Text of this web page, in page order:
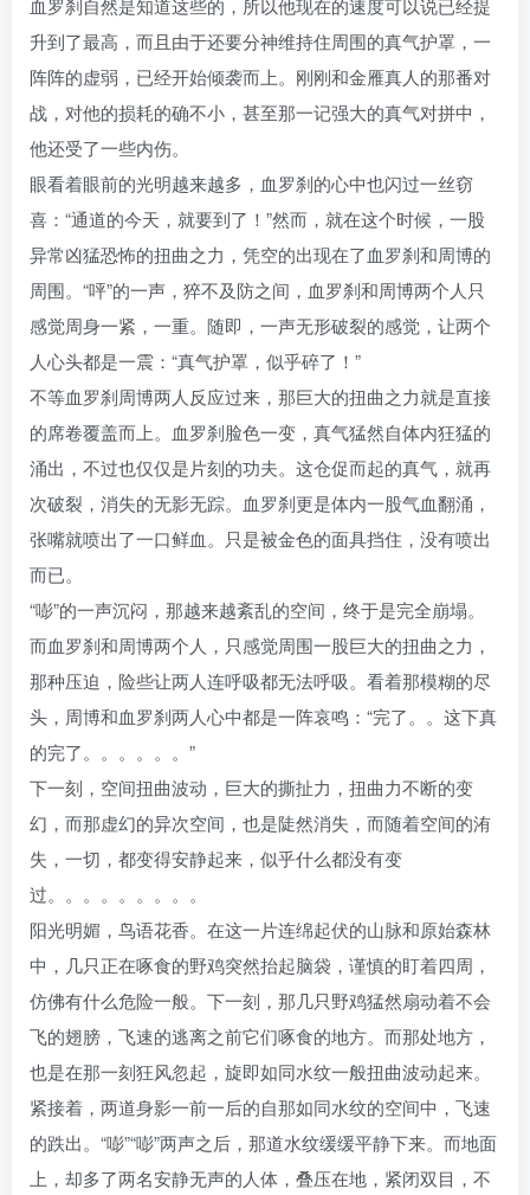
血罗刹自然是知道这些的，所以他现在的速度可以说已经提
升到了最高，而且由于还要分神维持住周围的真气护罩，一
阵阵的虚弱，已经开始倾袭而上。刚刚和金雁真人的那番对
战，对他的损耗的确不小，甚至那一记强大的真气对拼中，
他还受了一些内伤。
眼看着眼前的光明越来越多，血罗刹的心中也闪过一丝窃
喜：“通道的今天，就要到了！”然而，就在这个时候，一股
异常凶猛恐怖的扭曲之力，凭空的出现在了血罗刹和周博的
周围。“呯”的一声，猝不及防之间，血罗刹和周博两个人只
感觉周身一紧，一重。随即，一声无形破裂的感觉，让两个
人心头都是一震：“真气护罩，似乎碎了！”
不等血罗刹周博两人反应过来，那巨大的扭曲之力就是直接
的席卷覆盖而上。血罗刹脸色一变，真气猛然自体内狂猛的
涌出，不过也仅仅是片刻的功夫。这仓促而起的真气，就再
次破裂，消失的无影无踪。血罗刹更是体内一股气血翻涌，
张嘴就喷出了一口鲜血。只是被金色的面具挡住，没有喷出
而已。
“嘭”的一声沉闷，那越来越紊乱的空间，终于是完全崩塌。
而血罗刹和周博两个人，只感觉周围一股巨大的扭曲之力，
那种压迫，险些让两人连呼吸都无法呼吸。看着那模糊的尽
头，周博和血罗刹两人心中都是一阵哀鸣：“完了。。这下真
的完了。。。。。。”
下一刻，空间扭曲波动，巨大的撕扯力，扭曲力不断的变
幻，而那虚幻的异次空间，也是陡然消失，而随着空间的洧
失，一切，都变得安静起来，似乎什么都没有变
过。。。。。。。。。
阳光明媚，鸟语花香。在这一片连绵起伏的山脉和原始森林
中，几只正在啄食的野鸡突然抬起脑袋，谨慎的盯着四周，
仿佛有什么危险一般。下一刻，那几只野鸡猛然扇动着不会
飞的翅膀，飞速的逃离之前它们啄食的地方。而那处地方，
也是在那一刻狂风忽起，旋即如同水纹一般扭曲波动起来。
紧接着，两道身影一前一后的自那如同水纹的空间中，飞速
的跌出。“嘭”“嘭”两声之后，那道水纹缓缓平静下来。而地面
上，却多了两名安静无声的人体，叠压在地，紧闭双目，不